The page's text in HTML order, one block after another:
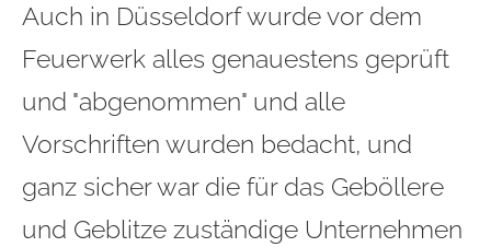
Auch in Düsseldorf wurde vor dem
Feuerwerk alles genauestens geprüft
und "abgenommen" und alle
Vorschriften wurden bedacht, und
ganz sicher war die für das Geböllere
und Geblitze zuständige Unternehmen